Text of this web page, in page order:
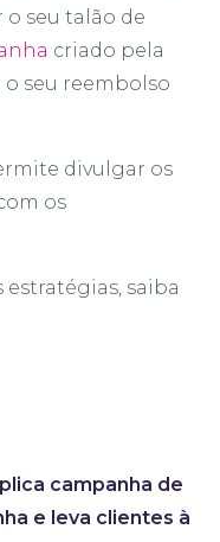
o seu talão de
criado pela
seu reembolso
divulgar os
os
saiba
campanha de
e leva clientes à